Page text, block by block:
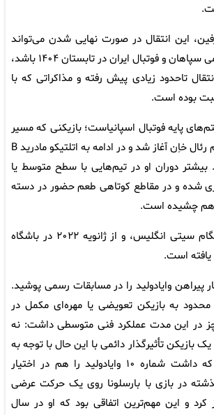
این انتقال در صورت نهایی شدن می‌تواند
یکی از جذب‌های رسمی سپاهان و فوتبال ایران در تابستان ۱۴۰۴ باشد،
تاحدود زیادی پیش رفته و مذاکراتی که با
بوده است.
پایه فوتبال اسپانیاست؛ بازیکنی که مسیر
حرفه‌ای‌اش از تیم دوم رئال خاِن آغاز شد و در ادامه به اتلتیکو مادرید B
دوران او در تیم‌هایی با سطح متوسط یا
شده و در مقاطع کوتاهی طعم حضور در دسته
هم چشیده است.
او سه فصل در بیرمنگام سیتی انگلیس، و از ژانویه ۲۰۲۲ در باشگاه
یافته است.
در سه فصل، ۱۱۴ بار پیراهن وایادولید را در مسابقات رسمی پوشید.
محدود به بازیکن تعویضی یا مهره‌ای مکمل در
در این مدت عملکرد فنی متوسطی داشت: نه
یک بازیکن تأثیرگذار دائمی با این حال با توجه به
تکنیک قابل توجهی که داشت شماره ۱۰ وایادولید را هم در اختیار
در بازی با بارسلونا روی یک حرکت عرضی
کرد و این مهم‌ترین اتفاقی بود که او در سال